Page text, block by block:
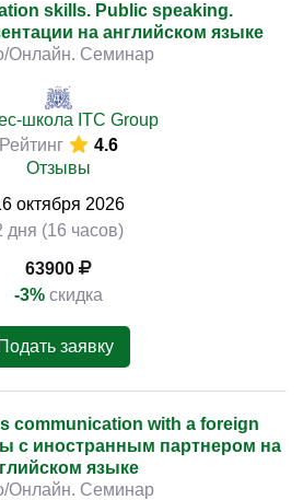
skills. Public speaking.
на английском языке
Онлайн. Семинар
школа ITC Group
Рейтинг
4.6
Отзывы
октября 2026
дня (16 часов)
63900
-3% скидка
Подать заявку
communication with a foreign
с иностранным партнером на
языке
Онлайн. Семинар